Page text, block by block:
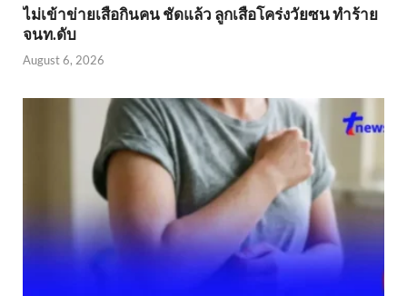
ไม่เข้าข่าย​เสือกินคน ชัดแล้ว ลูกเสือโคร่งวัยซน ทำร้าย
จนท.ดับ
August 6, 2026